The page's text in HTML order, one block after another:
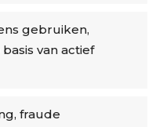
gebruiken,
van actief
fraude